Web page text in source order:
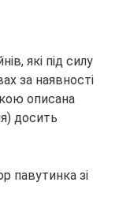
які під силу
за наявності
описана
досить